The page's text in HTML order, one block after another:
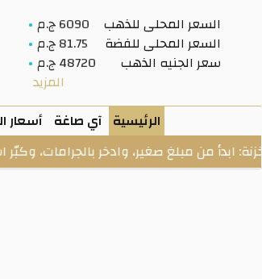
السعر المحلى للذهب
6090 ج.م
السعر المحلى للفضة
81.75 ج.م
سعر الجنيه الذهب
48720 ج.م
المزيد
الرئيسية آي صاغة أسعار
مبلغ صغير، وادخر بالجرامات، وكبّر استثمارك